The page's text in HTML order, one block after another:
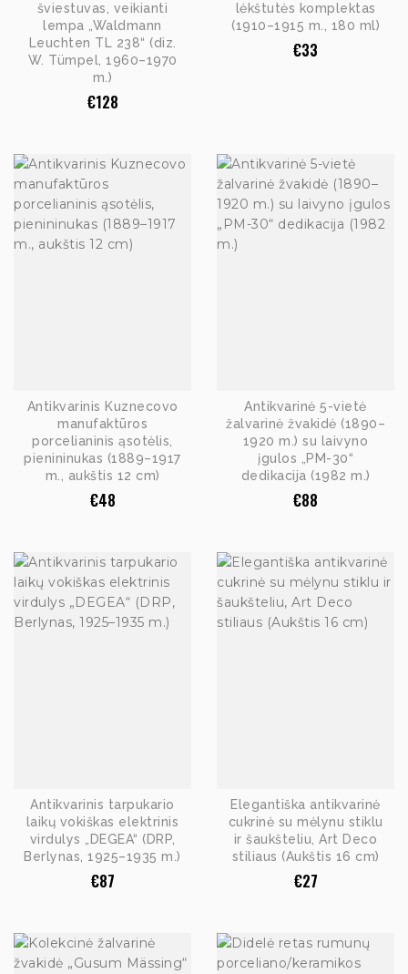
šviestuvas, veikianti
lempa „Waldmann
Leuchten TL 238“ (diz.
W. Tümpel, 1960–1970
m.)
€128
lėkštutės komplektas
(1910–1915 m., 180 ml)
€33
Antikvarinis Kuznecovo
manufaktūros
porcelianinis ąsotėlis,
pienininukas (1889–1917
m., aukštis 12 cm)
€48
Antikvarinė 5-vietė
žalvarinė žvakidė (1890–
1920 m.) su laivyno
įgulos „PM-30“
dedikacija (1982 m.)
€88
Antikvarinis tarpukario
laikų vokiškas elektrinis
virdulys „DEGEA“ (DRP,
Berlynas, 1925–1935 m.)
€87
Elegantiška antikvarinė
cukrinė su mėlynu stiklu
ir šaukšteliu, Art Deco
stiliaus (Aukštis 16 cm)
€27